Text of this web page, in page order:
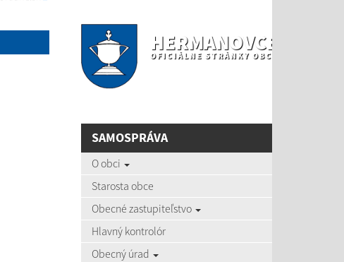
HERMANOVCE NAD
OFICIÁLNE STRÁNKY OBCE
SAMOSPRÁVA
O obci
Starosta obce
Obecné zastupiteľstvo
Hlavný kontrolór
Obecný úrad